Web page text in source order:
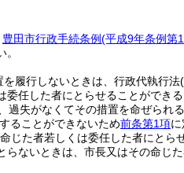
豊田市行政手続条例(平成9年条例第
履行しないときは、行政代執行法
任した者にとらせることができる
失がなくてその措置を命ぜられ
ることができないため前条第1項
た者若しくは委任した者にとら
ないときは、市長又はその命じ